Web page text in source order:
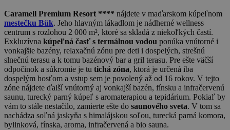
Caramell Premium Resort **** nájdete v maďarskom kúpeľnom
mestečku Bük. Jeho hlavným lákadlom je nádherné wellness
centrum s rozlohou 2 000 m², ktoré sa skladá z niekoľkých častí.
Exkluzívna kúpeľná časť s termálnou vodou ponúka vnútorné i
vonkajšie bazény, relaxačnú zónu pre deti i dospelých, strešnú
slnečnú terasu a k tomu bazénový bar a gril terasu. Pre ešte väčší
odpočinok a súkromie je tu tichá zóna, ktorá je určená iba
dospelým hosťom a vstup sem je povolený až od 16 rokov. V tejto
zóne nájdete ďalší vnútorný aj vonkajší bazén, fínsku a infračervenú
saunu, turecký parný kúpeľ s aromaterapiou a tepidárium. Pokiaľ by
vám to stále nestačilo, zamierte ešte do saunového sveta. V tom sa
nachádza soľná jaskyňa s himalájskou soľou, turecká parná komora,
bylinková, fínska, aroma, infračervená a bio sauna.